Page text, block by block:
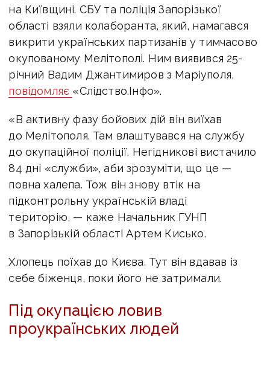
на Київщині. СБУ та поліція Запорізької
області взяли колаборанта, який, намагався
викрити українських партизанів у тимчасово
окупованому Мелітополі. Ним виявився 25-
річний Вадим Джантимиров з Маріуполя,
повідомляє «Слідство.Інфо».
«В активну фазу бойових дій він виїхав
до Мелітополя. Там влаштувався на службу
до окупаційної поліції. Негідникові вистачило
84 дні «служби», аби зрозуміти, що це —
повна халепа. Тож він знову втік на
підконтрольну українській владі
територію, — каже Начальник ГУНП
в Запорізькій області Артем Кисько.
Хлопець поїхав до Києва. Тут він вдавав із
себе біженця, поки його не затримали.
Під окупацією ловив
проукраїнських людей